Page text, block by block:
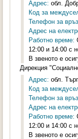
Адрес: обл.
Код за
Телефон за
Адрес на
Работно време:
12:00 и 14:00 с
В звеното е
Дирекция
Адрес: обл.
Код за
Телефон за
Адрес на
Работно време:
12:00 и 14:00 с
В звеното е